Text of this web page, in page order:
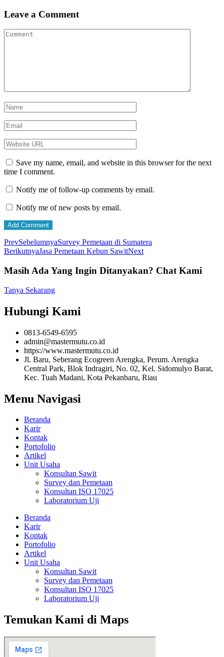
Leave a Comment
Save my name, email, and website in this browser for the next
time I comment.
Notify me of follow-up comments by email.
Notify me of new posts by email.
PrevSebelumnyaSurvey Pemetaan di Sumatera
BerikutnyaJasa Pemetaan Kebun SawitNext
Masih Ada Yang Ingin Ditanyakan? Chat Kami
Tanya Sekarang
Hubungi Kami
0813-6549-6595
admin@mastermutu.co.id
https://www.mastermutu.co.id
Jl. Baru, Seberang Ecogreen Arengka, Perum. Arengka
Central Park, Blok Indragiri, No. 02, Kel. Sidomulyo Barat,
Kec. Tuah Madani, Kota Pekanbaru, Riau
Menu Navigasi
Beranda
Karir
Kontak
Portofolio
Artikel
Unit Usaha
Konsultan Sawit
Survey dan Pemetaan
Konsultan ISO 17025
Laboratorium Uji
Beranda
Karir
Kontak
Portofolio
Artikel
Unit Usaha
Konsultan Sawit
Survey dan Pemetaan
Konsultan ISO 17025
Laboratorium Uji
Temukan Kami di Maps